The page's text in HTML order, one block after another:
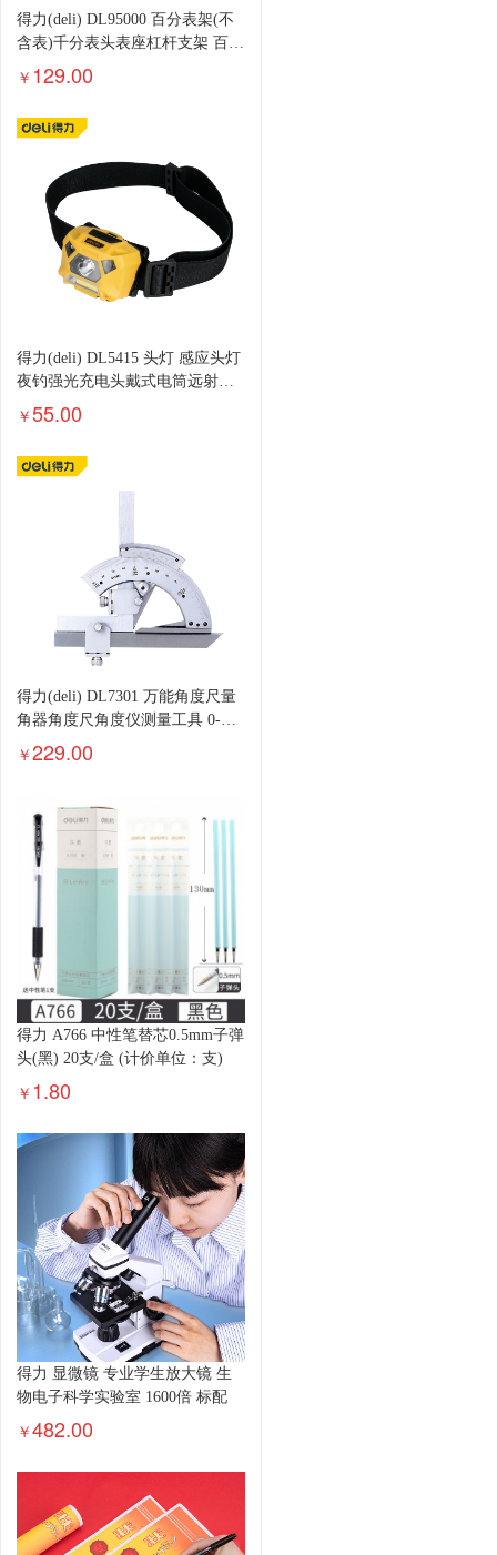
得力(deli) DL95000 百分表架(不
含表)千分表头表座杠杆支架 百分
表架
￥ 129.00
得力(deli) DL5415 头灯 感应头灯
夜钓强光充电头戴式电筒远射防
水户外钓鱼灯
￥55.00
得力(deli) DL7301 万能角度尺量
角器角度尺角度仪测量工具 0-
320° 货期下单前请询问客服
￥229.00
得力 A766 中性笔替芯0.5mm子弹
头(黑) 20支/盒 (计价单位：支)
￥ 1.80
得力 显微镜 专业学生放大镜 生
物电子科学实验室 1600倍 标配
￥482.00